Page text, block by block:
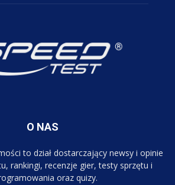
O NAS
to dział dostarczający newsy i opinie
rankingi, recenzje gier, testy sprzętu i
oraz quizy.